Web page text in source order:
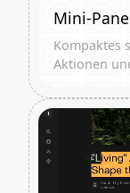
Mini-
Kompaktes
Aktionen